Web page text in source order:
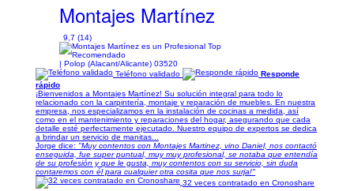
Montajes Martínez
9,7 (14)
| Polop (Alacant/Alicante) 03520
Teléfono validado
Responde
rápido
¡Bienvenidos a Montajes Martínez! Su solución integral para todo lo
relacionado con la carpintería, montaje y reparación de muebles. En nuestra
empresa, nos especializamos en la instalación de cocinas a medida, así
como en el mantenimiento y reparaciones del hogar, asegurando que cada
detalle esté perfectamente ejecutado. Nuestro equipo de expertos se dedica
a brindar un servicio de manitas...
Jorge dice: "Muy contentos con Montajes Martinez, vino Daniel, nos contactó
enseguida, fue super puntual, muy muy profesional, se notaba que entendía
de su profesión y que le gusta, muy contentos con su servicio, sin duda
contaremos con él para cualquier otra cosita que nos surja!"
32 veces contratado en Cronoshare